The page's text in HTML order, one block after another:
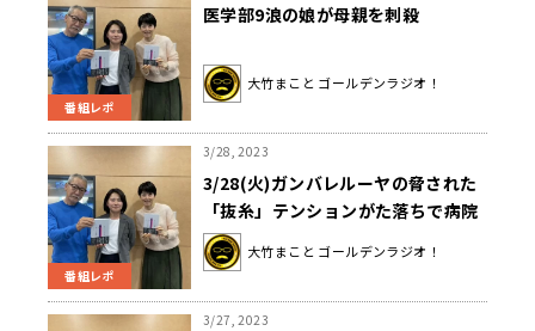
番組レポ
医学部9浪の娘が母親を刺殺
大竹まこと ゴールデンラジオ！
番組レポ
3/28, 2023
3/28(火)ガンバレルーヤの脅された
「抜糸」テンションがた落ちで病院
に向かった大竹さん。しか
し・・・？
大竹まこと ゴールデンラジオ！
3/27, 2023